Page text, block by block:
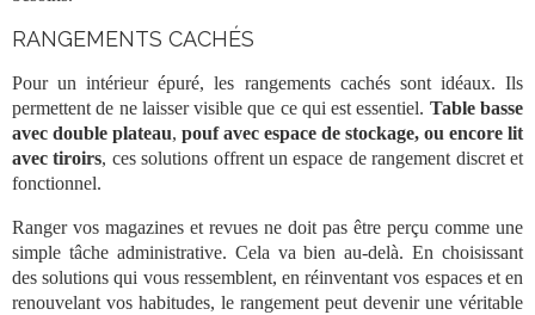
RANGEMENTS CACHÉS
Pour un intérieur épuré, les rangementscachés sont idéaux. Ils
permettent de ne laisser visible que ce qui est essentiel. Table basse
avec double plateau, pouf avec espace de stockage, ou encore lit
avec tiroirs, ces solutions offrent un espace derangement discret et
fonctionnel.
Ranger vos magazines et revues ne doit pas être perçu comme une
simple tâche administrative. Cela va bien au-delà. En choisissant
des solutions qui vous ressemblent, en réinventant vos espaces et en
renouvelant vos habitudes, le rangement peut devenir une véritable